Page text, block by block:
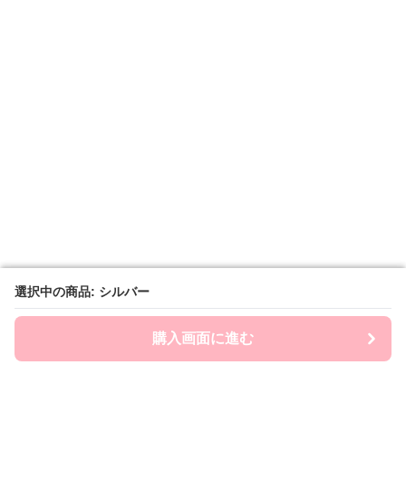
選択中の商品: シルバー
購入画面に進む
選択中の商品: シルバー
購入画面に進む